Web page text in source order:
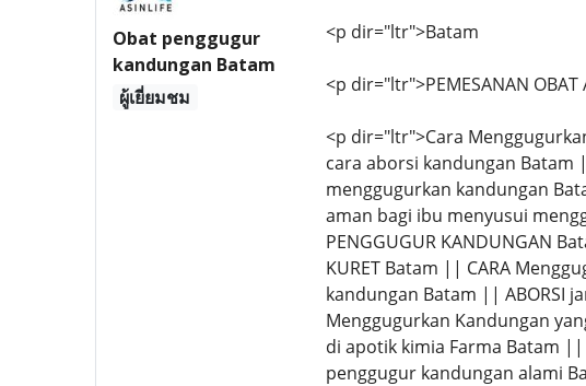
Obat penggugur
kandungan Batam
ผู้เยี่ยมชม
<p dir="ltr">Batam
<p dir="ltr">PEMESANAN OBAT
<p dir="ltr">Cara
cara aborsi kandungan
menggugurkan kandungan
aman bagi ibu menyusui
PENGGUGUR KANDUNGAN
KURET Batam || CARA
kandungan Batam || ABORSI
Menggugurkan Kandungan
di apotik kimia Farma Batam
penggugur kandungan alami